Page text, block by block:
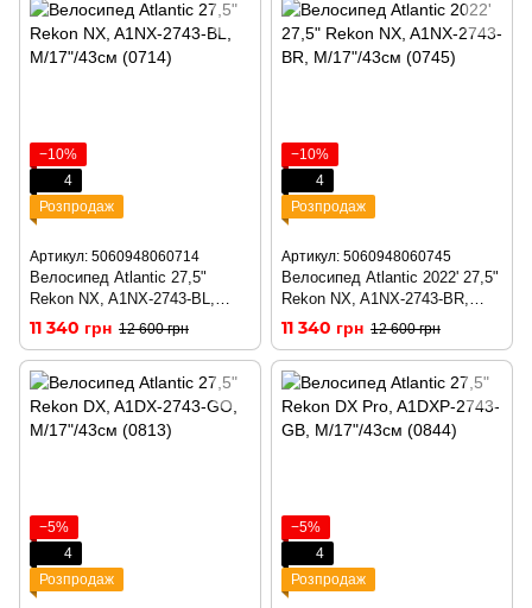
−10%
4
Розпродаж
Артикул: 5060948060714
Велосипед Atlantic 27,5"
Rekon NX, A1NX-2743-BL,
M/17"/43см (0714)
11 340 грн 12 600 грн
−10%
4
Розпродаж
Артикул: 5060948060745
Велосипед Atlantic 2022' 27,5"
Rekon NX, A1NX-2743-BR,
M/17"/43см (0745)
11 340 грн 12 600 грн
−5%
4
Розпродаж
−5%
4
Розпродаж